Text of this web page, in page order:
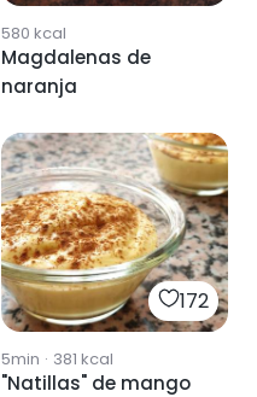
580 kcal
Magdalenas de
naranja
172
5min · 381 kcal
"Natillas" de mango